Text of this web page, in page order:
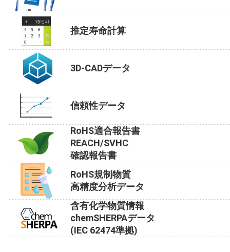
推定寿命計算
3D-CADデータ
信頼性データ
RoHS適合報告書
REACH/SVHC
確認報告書
RoHS規制物質
高精度分析データ
含有化学物質情報
chemSHERPAデータ
(IEC 62474準拠)